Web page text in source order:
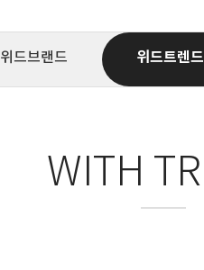
위드브랜드 위드트렌드
WITH